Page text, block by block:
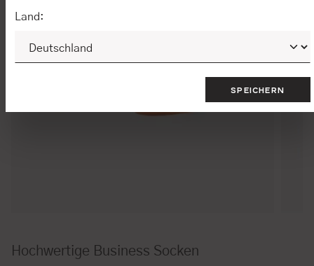
Hochwertige Business Socken
Land:
SPEICHERN